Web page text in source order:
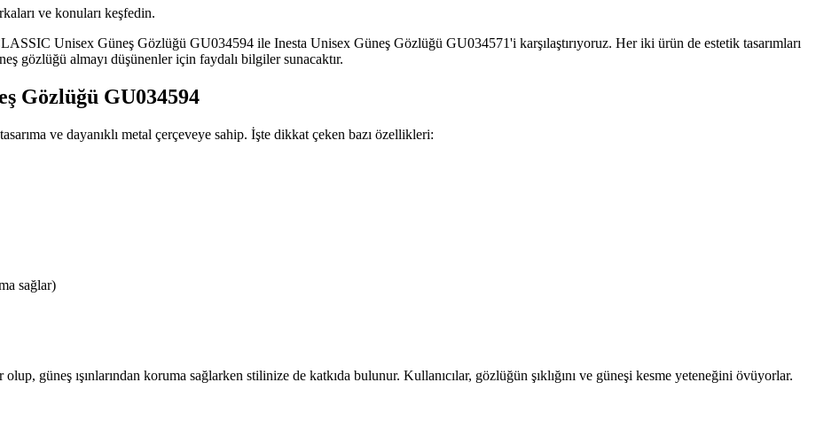
ve konuları keşfedin.
Unisex Güneş Gözlüğü GU034594 ile Inesta Unisex Güneş Gözlüğü GU034571'i karşılaştırıyoruz. Her iki ürün de estetik tasarımları
gözlüğü almayı düşünenler için faydalı bilgiler sunacaktır.
Gözlüğü GU034594
ve dayanıklı metal çerçeveye sahip. İşte dikkat çeken bazı özellikleri:
sağlar)
güneş ışınlarından koruma sağlarken stilinize de katkıda bulunur. Kullanıcılar, gözlüğün şıklığını ve güneşi kesme yeteneğini övüyorlar.